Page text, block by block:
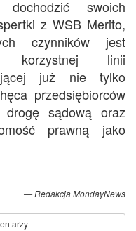
dochodzić swoich
z WSB Merito,
czynników jest
korzystnej linii
już nie tylko
przedsiębiorców
sądową oraz
prawną jako
Redakcja MondayNews